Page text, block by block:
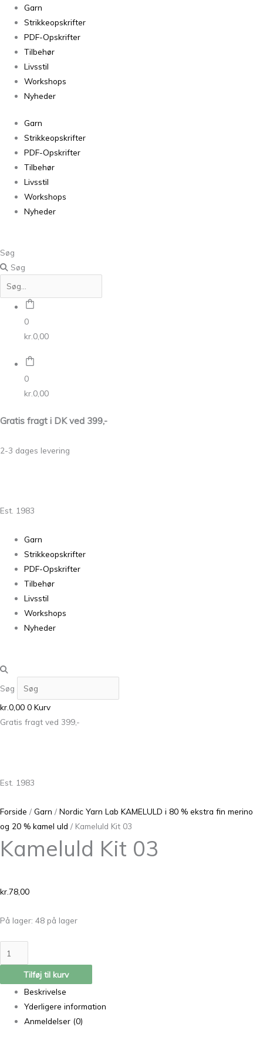
Garn
Strikkeopskrifter
PDF-Opskrifter
Tilbehør
Livsstil
Workshops
Nyheder
Garn
Strikkeopskrifter
PDF-Opskrifter
Tilbehør
Livsstil
Workshops
Nyheder
Søg
Søg
0
kr. 0,00
0
kr. 0,00
Gratis fragt i DK ved 399,-
2-3 dages levering
Est. 1983
Garn
Strikkeopskrifter
PDF-Opskrifter
Tilbehør
Livsstil
Workshops
Nyheder
Søg
kr.0,00 0 Kurv
Gratis fragt ved 399,-
Est. 1983
Forside / Garn / Nordic Yarn Lab KAMELULD i 80 % ekstra fin merino
og 20 % kamel uld / Kameluld Kit 03
Kameluld Kit 03
kr.78,00
På lager: 48 på lager
Kameluld
antal
Tilføj til kurv
Beskrivelse
Yderligere information
Anmeldelser (0)